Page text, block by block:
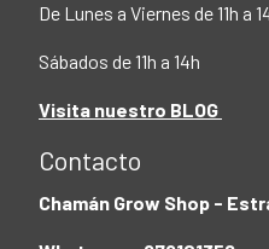
De Lunes a Viernes de 11h a
Sábados de 11h a 14h
Visita nuestro BLOG
Contacto
Chamán Grow Shop -